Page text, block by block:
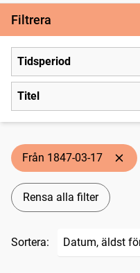
Filtrera
Tidsperiod
Titel
Från 1847-03-17
Rensa alla filter
Sortera: